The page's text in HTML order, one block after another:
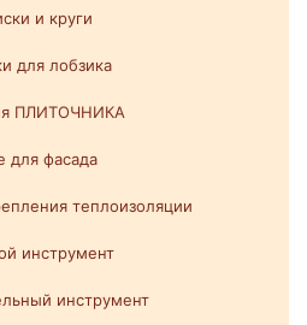
и круги
для лобзика
ПЛИТОЧНИКА
для фасада
теплоизоляции
инструмент
инструмент